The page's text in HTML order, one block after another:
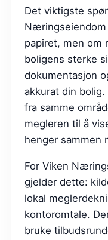
Det viktigste
Næringseiendom
papiret, men om
boligens sterke
dokumentasjon
akkurat din
fra samme
megleren til å
henger sammen
For Viken
gjelder dette:
lokal
kontoromtale.
bruke